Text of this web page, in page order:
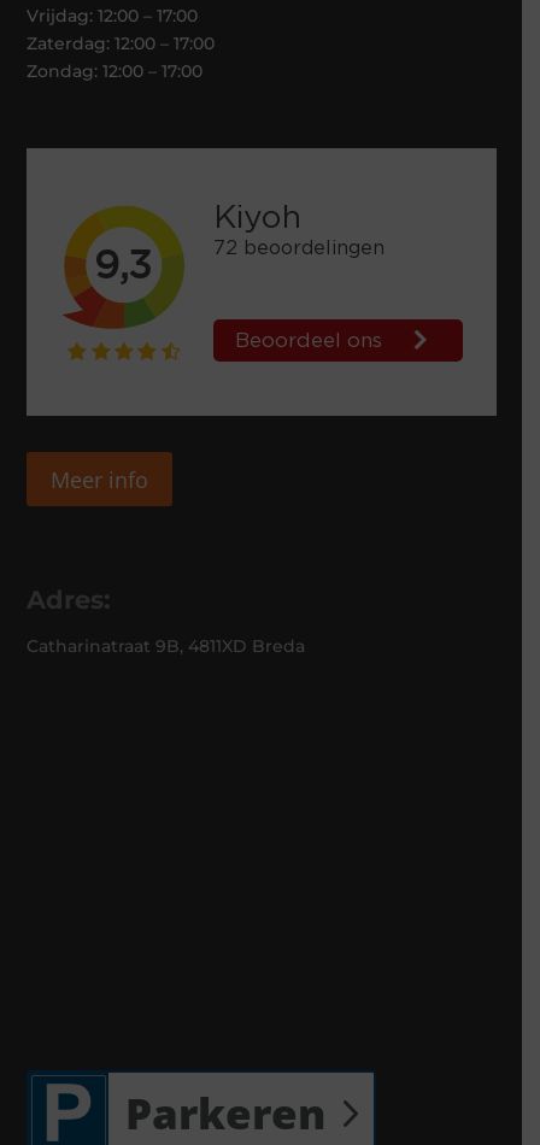
Vrijdag: 12:00 – 17:00
Zaterdag: 12:00 – 17:00
Zondag: 12:00 – 17:00
Meer info
Adres:
Catharinatraat 9B, 4811XD Breda
Parkeren